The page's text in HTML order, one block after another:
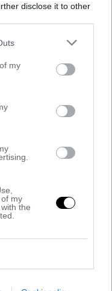
disclose it to other
my
my
the
familjen, kanske
dig, du verkar så